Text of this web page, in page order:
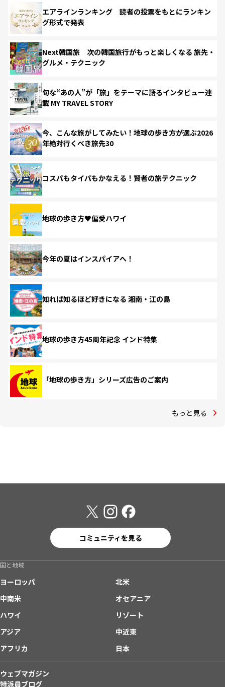
エアラインランキング 読者の投票をもとにランキン
グ形式で発表
Next韓国旅 次の韓国旅行がもっと楽しくなる 旅先・
グルメ・テクニック
旬な“あの人”が「旅」をテーマに語るインタビュー連
載 MY TRAVEL STORY
今、こんな旅がしてみたい！地球の歩き方が選ぶ2026
年絶対行くべき旅先30
コスパもタイパもかなえる！賢者の旅テクニック
地球の歩き方♥偏愛ハワイ
今年の夏はインスパイアへ！
知れば知るほど好きになる 湘南・江の島
地球の歩き方45周年記念 インド特集
「地球の歩き方」シリーズ広告のご案内
もっと見る
コミュニティを見る
国と地域
ヨーロッパ
北米
中南米
オセアニア
ハワイ
リゾート
アジア
中近東
アフリカ
日本
ウェブマガジン
特派員ブログ